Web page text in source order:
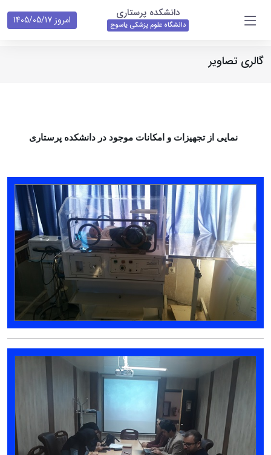
دانشکده پرستاری
دانشگاه علوم پزشکی یاسوج امروز 1405/05/17
گالری تصاویر
نمایی از تجهیزات و امکانات موجود در دانشکده پرستاری